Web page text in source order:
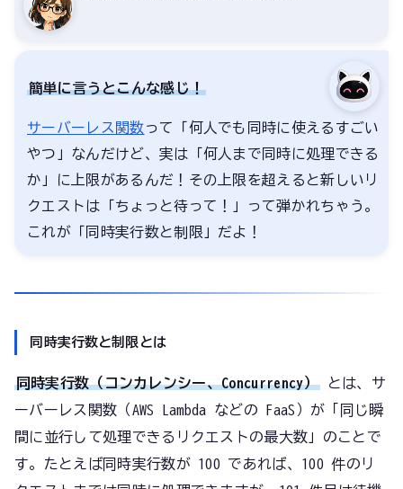
簡単に言うとこんな感じ！
サーバーレス 関数って「何人でも同時に使えるすごい
やつ」なんだけど、実は「何人まで同時に処理できる
か」に上限があるんだ！その上限を超えると新しいリ
クエストは「ちょっと待って！」って弾かれちゃう。
これが「同時実行数と制限」だよ！
同時実行数と制限とは
同時実行数（コンカレンシー、Concurrency）とは、サ
ーバーレス関数（AWS Lambda などの FaaS）が「同じ瞬
間に並行して処理できるリクエストの最大数」のことで
す。たとえば同時実行数が 100 であれば、100 件のリ